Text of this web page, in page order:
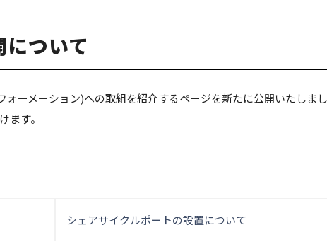
について
メーション)への取組を紹介するページを新たに公開いたしまし
ます。
投
シェアサイクルポートの設置について